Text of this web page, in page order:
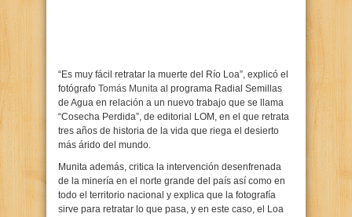
“Es muy fácil retratar la muerte del Río Loa”, explicó el
fotógrafo Tomás Munita al programa Radial Semillas
de Agua en relación a un nuevo trabajo que se llama
“Cosecha Perdida”, de editorial LOM, en el que retrata
tres años de historia de la vida que riega el desierto
más árido del mundo.
Munita además, critica la intervención desenfrenada
de la minería en el norte grande del país así como en
todo el territorio nacional y explica que la fotografía
sirve para retratar lo que pasa, y en este caso, el Loa